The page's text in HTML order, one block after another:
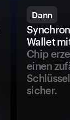
Dann
Wallet
Chip
einen
sicher.